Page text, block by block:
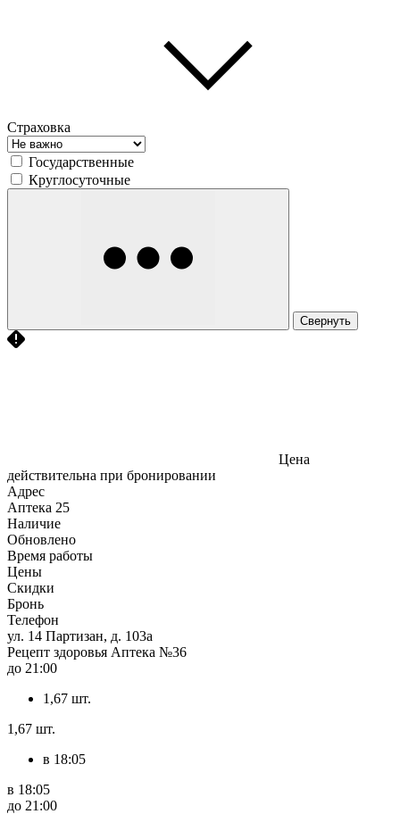
Страховка
Государственные
Круглосуточные
Свернуть
Цена
действительна при бронировании
Адрес
Аптека 25
Наличие
Обновлено
Время работы
Цены
Скидки
Бронь
Телефон
ул. 14 Партизан, д. 103а
Рецепт здоровья Аптека №36
до 21:00
1,67 шт.
1,67 шт.
в 18:05
в 18:05
до 21:00